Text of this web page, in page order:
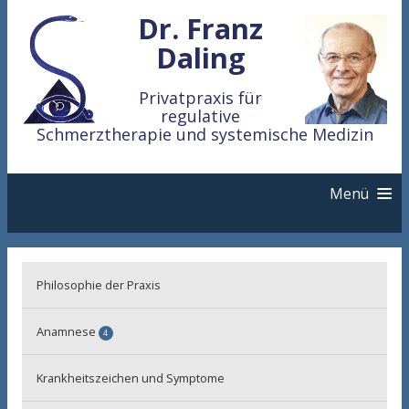
Dr. Franz
Daling
Privatpraxis für
regulative
Schmerztherapie und systemische Medizin
Menü
Philosophie der Praxis
Anamnese 4
Regulationsmedizinische Anamnese
Krankheitszeichen und Symptome